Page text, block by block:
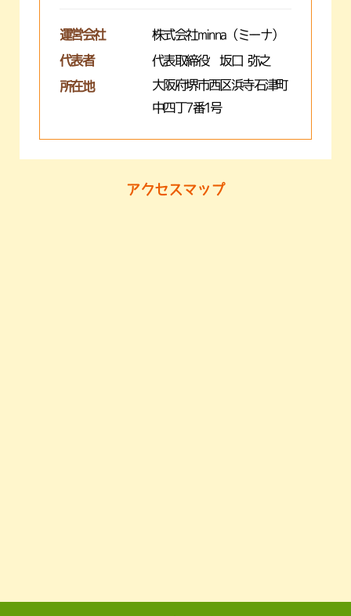
運営会社 株式会社minna（ミーナ）
代表者 代表取締役 坂口 弥之
所在地
大阪府堺市西区浜寺石津町
中四丁7番1号
アクセスマップ